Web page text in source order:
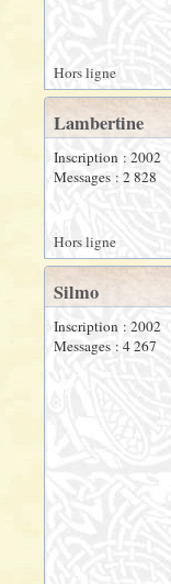
Hors ligne
Lambertine
Inscription : 2002
Messages : 2 828
Hors ligne
Silmo
Inscription : 2002
Messages : 4 267